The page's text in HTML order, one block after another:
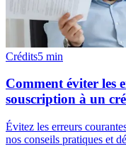
Crédits5 min
Comment éviter les
souscription à un
Évitez les erreurs
nos conseils pratiques et